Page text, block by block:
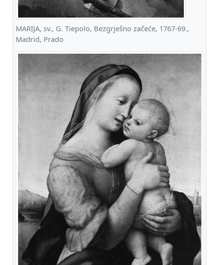
MARIJA, sv., G. Tiepolo, Bezgrješno začeće, 1767-69.,
Madrid, Prado